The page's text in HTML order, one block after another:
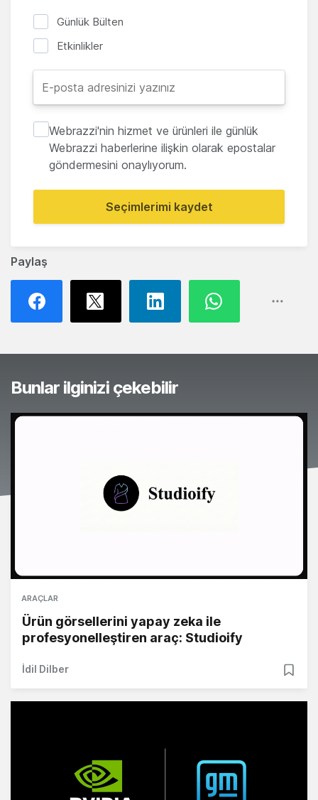
Paylaş
Günlük Bülten
Etkinlikler
Webrazzi'nin hizmet ve ürünleri ile günlük
Webrazzi haberlerine ilişkin olarak epostalar
göndermesini onaylıyorum.
Seçimlerimi kaydet
Bunlar ilginizi çekebilir
ARAÇLAR
Ürün görsellerini yapay zeka ile
profesyonelleştiren araç: Studioify
İdil Dilber